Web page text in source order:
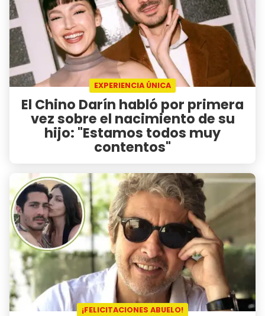
EXPERIENCIA ÚNICA
El Chino Darín habló por primera
vez sobre el nacimiento de su
hijo: "Estamos todos muy
contentos"
¡FELICITACIONES ABUELO!